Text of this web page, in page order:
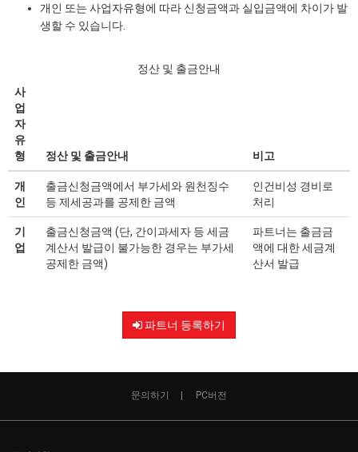
개인 또는 사업자유형에 따라 신청금액과 실입금액에 차이가 발
생할 수 있습니다.
정산 및 출금안내
사
업
자
유
형
정산 및 출금안내 비고
개
인
출금신청금액에서 부가세와 원천징수
등 제세공과를 공제한 금액
인건비성 경비로
처리
기
업
출금신청금액 (단, 간이과세자 등 세금
계산서 발급이 불가능한 경우는 부가세
공제한 금액)
파트너는 출금금
액에 대한 세금계
산서 발급
파트너 등록하기
문의하기 PC버전